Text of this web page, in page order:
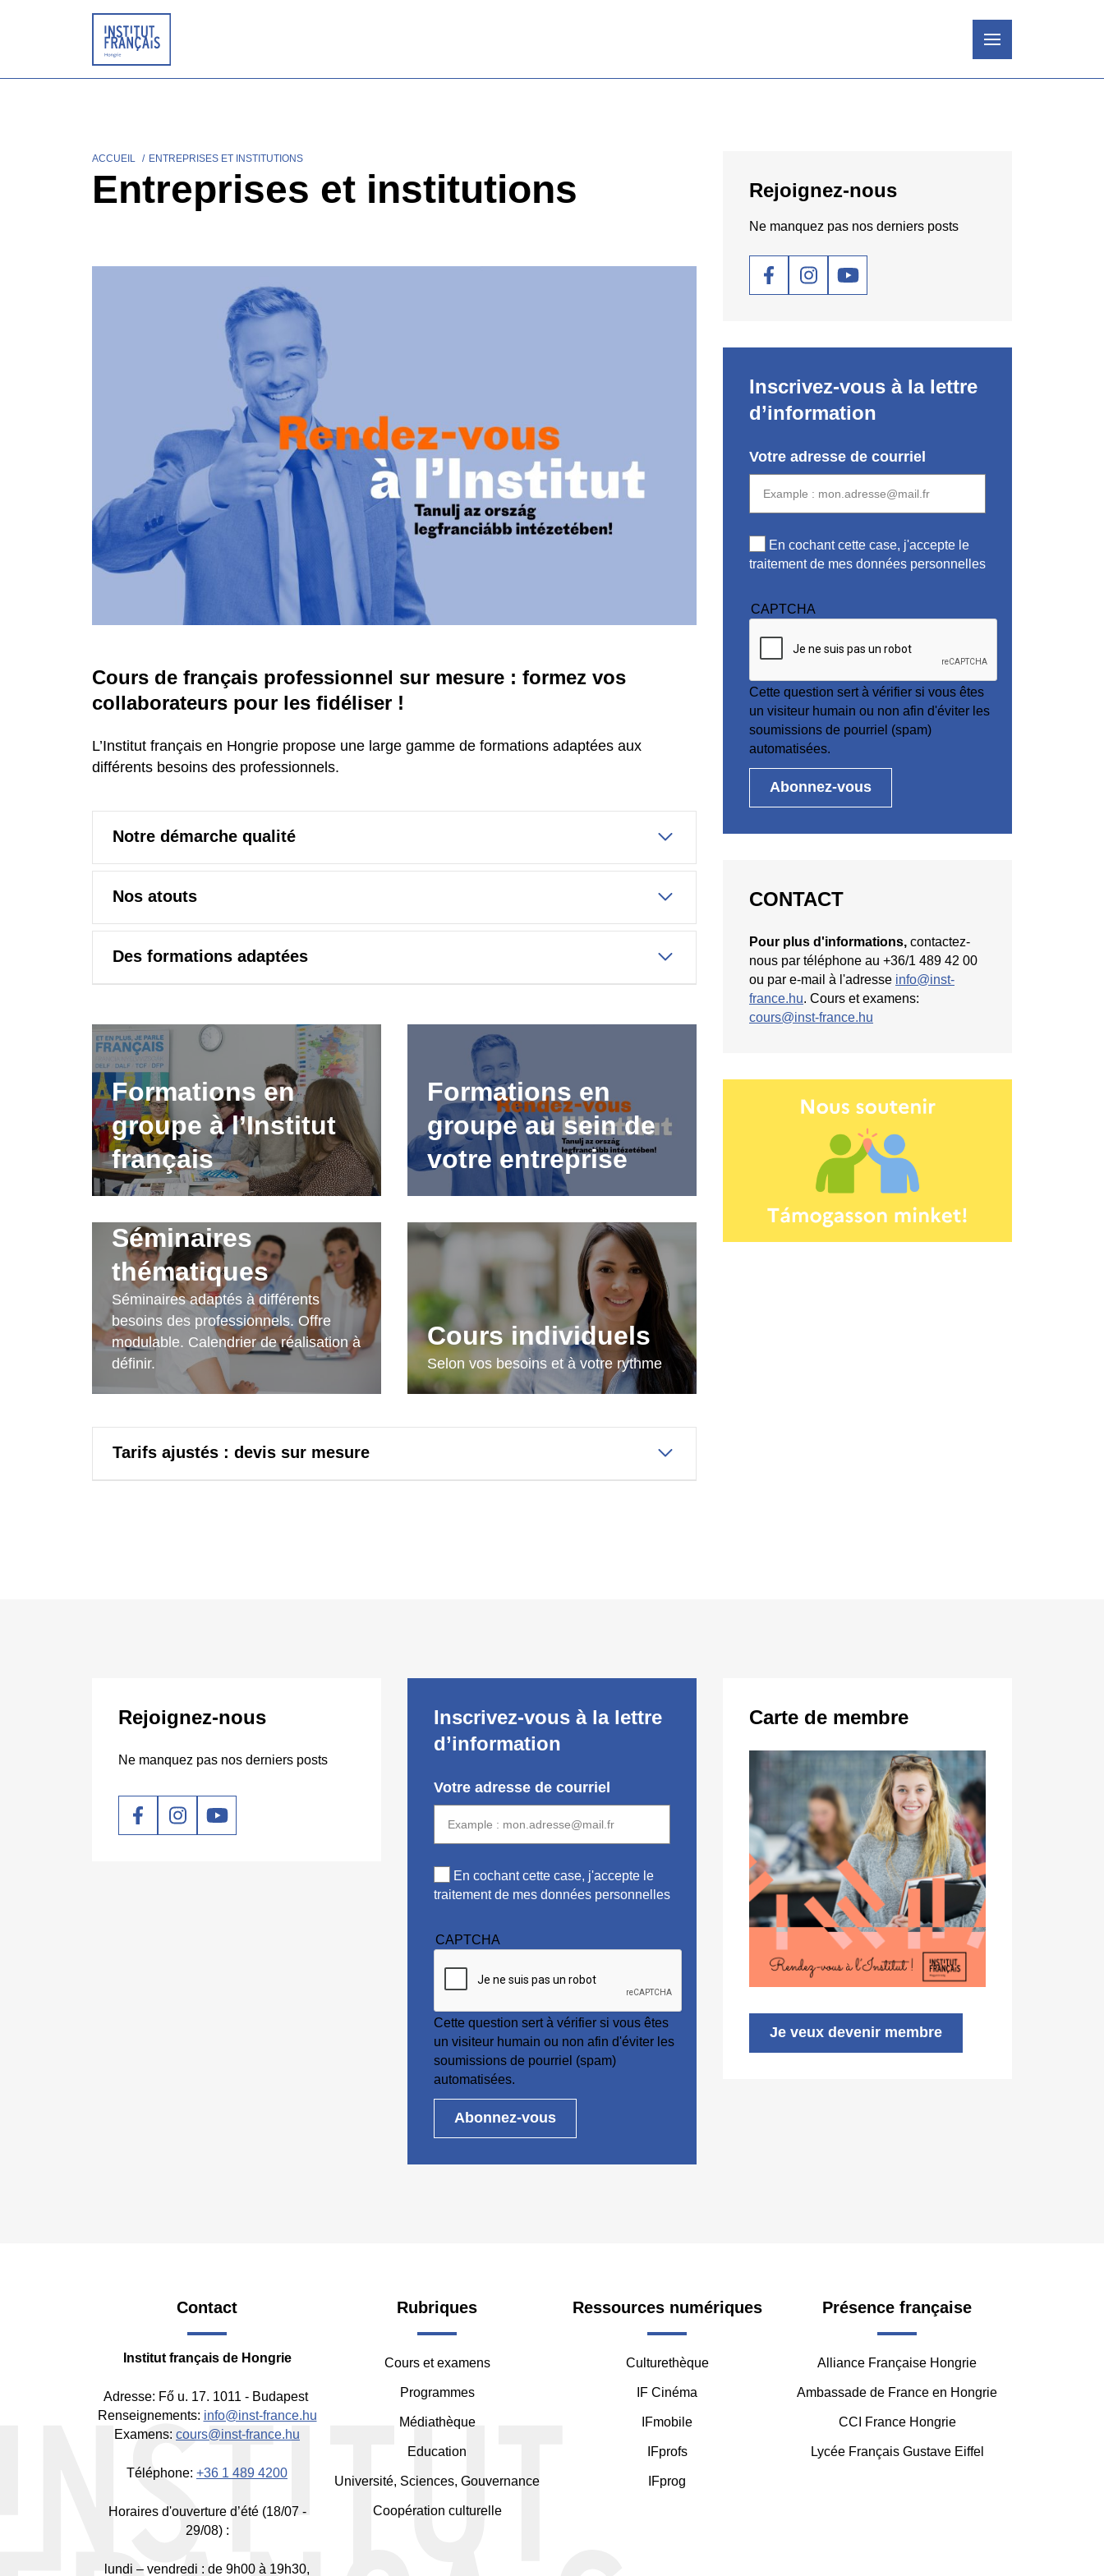
Fil
d'Ariane
ACCUEIL ENTREPRISES ET INSTITUTIONS
Entreprises et institutions
Cours de français professionnel sur mesure : formez vos
collaborateurs pour les fidéliser !
L’Institut français en Hongrie propose une large gamme de formations adaptées aux
différents besoins des professionnels.
Notre démarche qualité
Nos atouts
Des formations adaptées
Formations en
groupe à l’Institut
français
Formations en
groupe au sein de
votre entreprise
Séminaires
thématiques
Séminaires adaptés à différents
besoins des professionnels. Offre
modulable. Calendrier de réalisation à
définir.
Cours individuels
Selon vos besoins et à votre rythme
Tarifs ajustés : devis sur mesure
Rejoignez-nous
Ne manquez pas nos derniers posts
Social
Inscrivez-vous à la lettre
d’information
Votre adresse de courriel
En cochant cette case, j'accepte le
traitement de mes données personnelles
CAPTCHA
Cette question sert à vérifier si vous êtes
un visiteur humain ou non afin d'éviter les
soumissions de pourriel (spam)
automatisées.
CONTACT
Pour plus d'informations, contactez-
nous par téléphone au +36/1 489 42 00
ou par e-mail à l'adresse info@inst-
france.hu. Cours et examens:
cours@inst-france.hu
Rejoignez-nous
Ne manquez pas nos derniers posts
Social
Inscrivez-vous à la lettre
d’information
Votre adresse de courriel
En cochant cette case, j'accepte le
traitement de mes données personnelles
CAPTCHA
Cette question sert à vérifier si vous êtes
un visiteur humain ou non afin d'éviter les
soumissions de pourriel (spam)
automatisées.
Carte de membre
Je veux devenir membre
Contact
Institut français de Hongrie
Adresse: Fő u. 17. 1011 - Budapest
Renseignements: info@inst-france.hu
Examens: cours@inst-france.hu
Téléphone: +36 1 489 4200
Horaires d'ouverture d’été (18/07 -
29/08) :
lundi – vendredi : de 9h00 à 19h30,
Footer
Middle
Rubriques
Cours et examens
Programmes
Médiathèque
Education
Université, Sciences, Gouvernance
Coopération culturelle
Ressources numériques
Culturethèque
IF Cinéma
IFmobile
IFprofs
IFprog
Présence française
Alliance Française Hongrie
Ambassade de France en Hongrie
CCI France Hongrie
Lycée Français Gustave Eiffel